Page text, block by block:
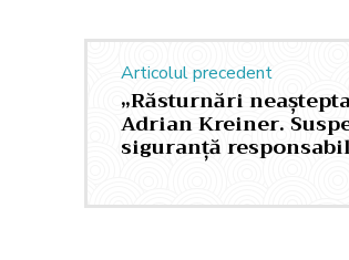
Articolul precedent
„Răsturnări
Adrian Kreiner.
siguranță